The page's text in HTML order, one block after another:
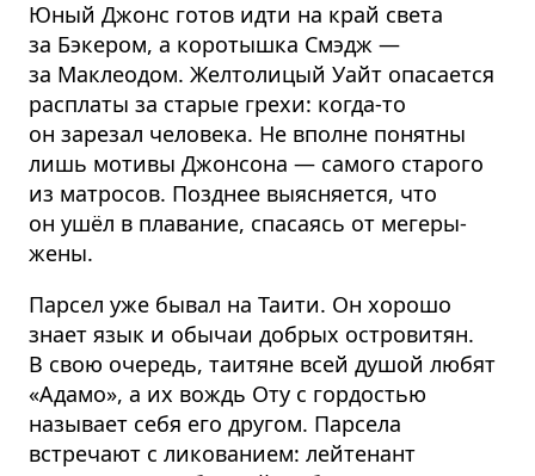
Юный Джонс готов идти на край света
за Бэкером, а коротышка Смэдж —
за Маклеодом. Желтолицый Уайт опасается
расплаты за старые грехи: когда-то
он зарезал человека. Не вполне понятны
лишь мотивы Джонсона — самого старого
из матросов. Позднее выясняется, что
он ушёл в плавание, спасаясь от мегеры-
жены.
Парсел уже бывал на Таити. Он хорошо
знает язык и обычаи добрых островитян.
В свою очередь, таитяне всей душой любят
«Адамо», а их вождь Оту с гордостью
называет себя его другом. Парсела
встречают с ликованием: лейтенант